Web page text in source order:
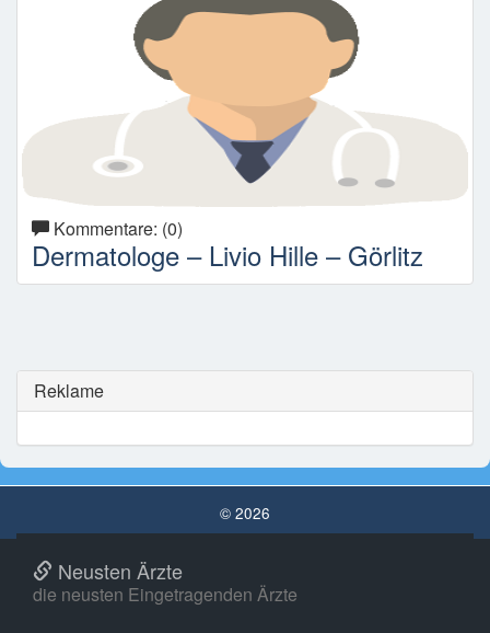
Kommentare: (0)
Dermatologe – Livio Hille – Görlitz
Reklame
© 2026
Neusten Ärzte
die neusten Eingetragenden Ärzte